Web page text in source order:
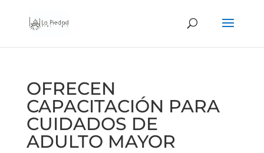
OFRECEN
CAPACITACIÓN PARA
CUIDADOS DE
ADULTO MAYOR